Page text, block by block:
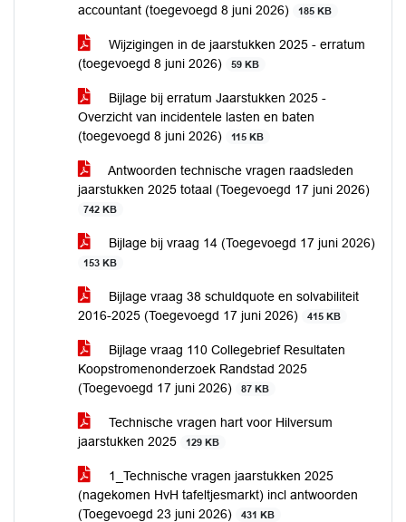
accountant (toegevoegd 8 juni 2026)
185 KB
Wijzigingen in de jaarstukken 2025 - erratum
(toegevoegd 8 juni 2026)
59 KB
Bijlage bij erratum Jaarstukken 2025 -
Overzicht van incidentele lasten en baten
(toegevoegd 8 juni 2026)
115 KB
Antwoorden technische vragen raadsleden
jaarstukken 2025 totaal (Toegevoegd 17 juni 2026)
742 KB
Bijlage bij vraag 14 (Toegevoegd 17 juni 2026)
153 KB
Bijlage vraag 38 schuldquote en solvabiliteit
2016-2025 (Toegevoegd 17 juni 2026)
415 KB
Bijlage vraag 110 Collegebrief Resultaten
Koopstromenonderzoek Randstad 2025
(Toegevoegd 17 juni 2026)
87 KB
Technische vragen hart voor Hilversum
jaarstukken 2025
129 KB
1_Technische vragen jaarstukken 2025
(nagekomen HvH tafeltjesmarkt) incl antwoorden
(Toegevoegd 23 juni 2026)
431 KB